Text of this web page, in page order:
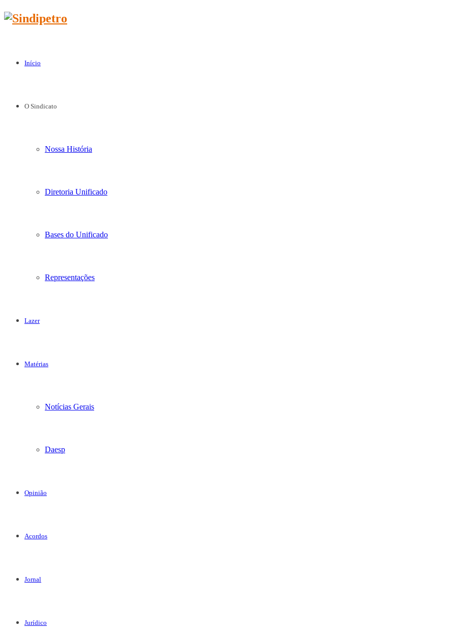
Início
O Sindicato
Nossa História
Diretoria Unificado
Bases do Unificado
Representações
Lazer
Matérias
Notícias Gerais
Daesp
Opinião
Acordos
Jornal
Jurídico